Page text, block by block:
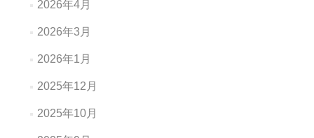
2026年4月
2026年3月
2026年1月
2025年12月
2025年10月